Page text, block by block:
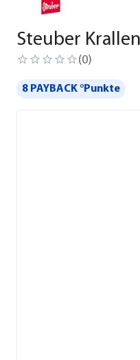
Steuber
(0)
8 PAYBACK °Punkte